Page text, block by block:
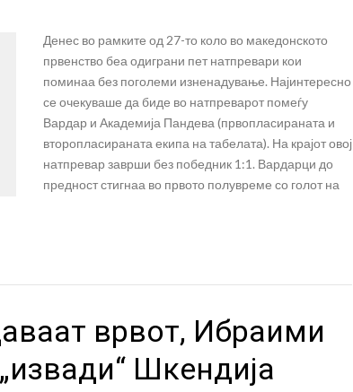
Денес во рамките од 27-то коло во македонското
првенство беа одиграни пет натпревари кои
поминаа без поголеми изненадување. Најинтересно
се очекуваше да биде во натпреварот помеѓу
Вардар и Академија Пандева (првопласираната и
второпласираната екипа на табелата). На крајот овој
натпревар заврши без победник 1:1. Вардарци до
предност стигнаа во првото полувреме со голот на
врвот, Ибраими
Шкендија